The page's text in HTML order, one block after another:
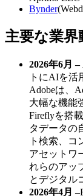
Bynder
主要な業界
2026年6月 –
トにAIを活
Adobeは、
大幅な機能
Fireflyを搭
タデータの
ト検索、
アセットワ
れらのアッ
とデジタル
2026年4月 –